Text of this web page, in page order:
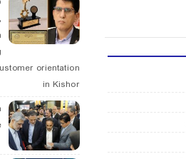
orientation
in Kishor